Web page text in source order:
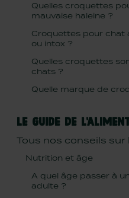
Quelles croquettes
mauvaise haleine ?
Croquettes pour chat
ou intox ?
Quelles croquettes
chats ?
Quelle marque de
LE GUIDE DE
Tous nos conseils
Nutrition et âge
A quel âge passer à
adulte ?